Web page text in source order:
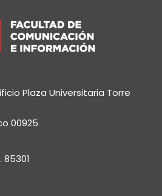
Plaza Universitaria Torre
00925
85301